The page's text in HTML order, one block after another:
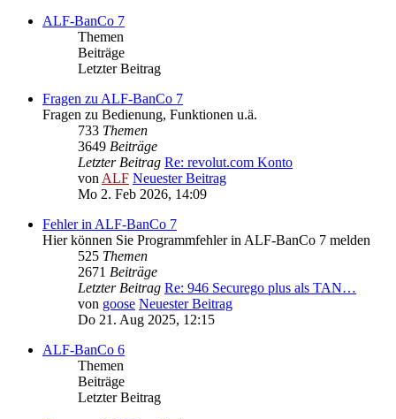
ALF-BanCo 7
Themen
Beiträge
Letzter Beitrag
Fragen zu ALF-BanCo 7
Fragen zu Bedienung, Funktionen u.ä.
733 Themen
3649 Beiträge
Letzter Beitrag Re: revolut.com Konto
vonALF Neuester Beitrag
Mo 2. Feb 2026, 14:09
Fehler in ALF-BanCo 7
Hier können Sie Programmfehler in ALF-BanCo 7 melden
525 Themen
2671 Beiträge
Letzter Beitrag Re: 946 Securego plus als TAN…
von goose Neuester Beitrag
Do 21. Aug 2025, 12:15
ALF-BanCo 6
Themen
Beiträge
Letzter Beitrag